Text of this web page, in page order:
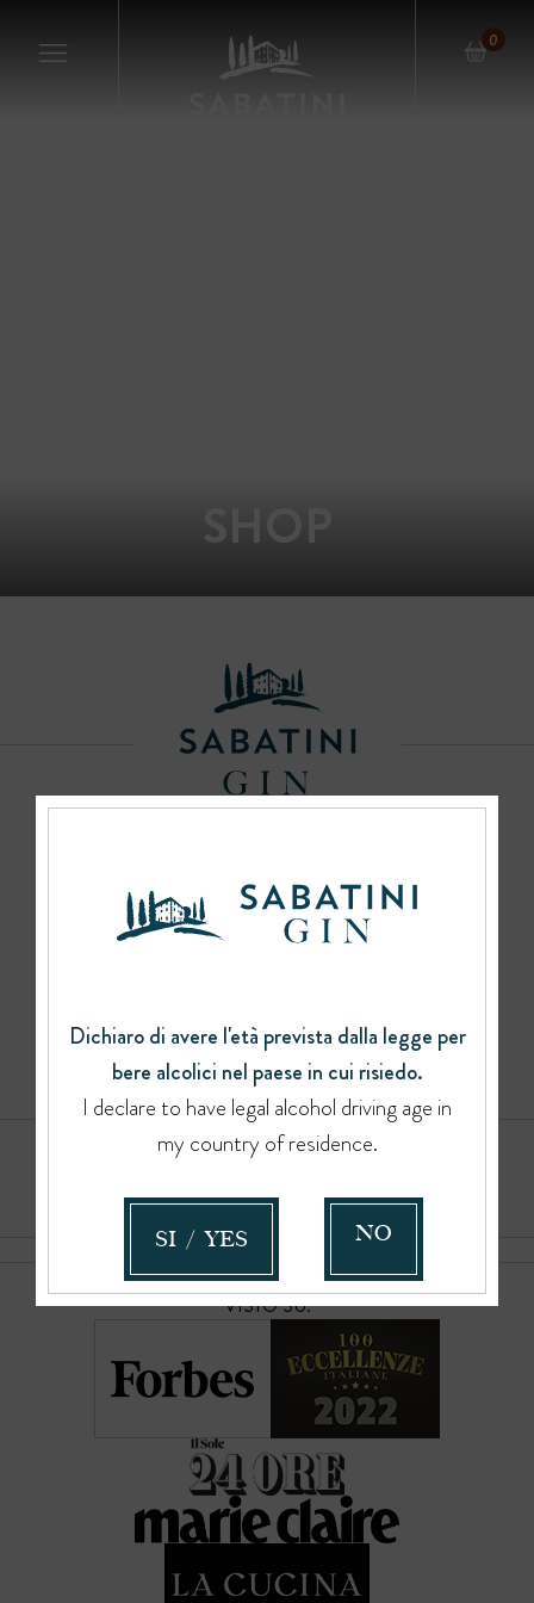
0
SHOP
VISTO SU:
Dichiaro di avere l'età prevista dalla legge per
bere alcolici nel paese in cui risiedo.
I declare to have legal alcohol driving age in
my country of residence.
SI / YES NO